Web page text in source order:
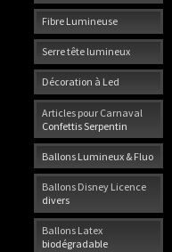
Fibre Lumineuse
Serre tête lumineux
Décoration à Led
Articles pour Carnaval
Confettis Serpentin
Ballons Lumineux & Fluo
Ballons Disney Licence
divers
Ballons Latex
biodégradable